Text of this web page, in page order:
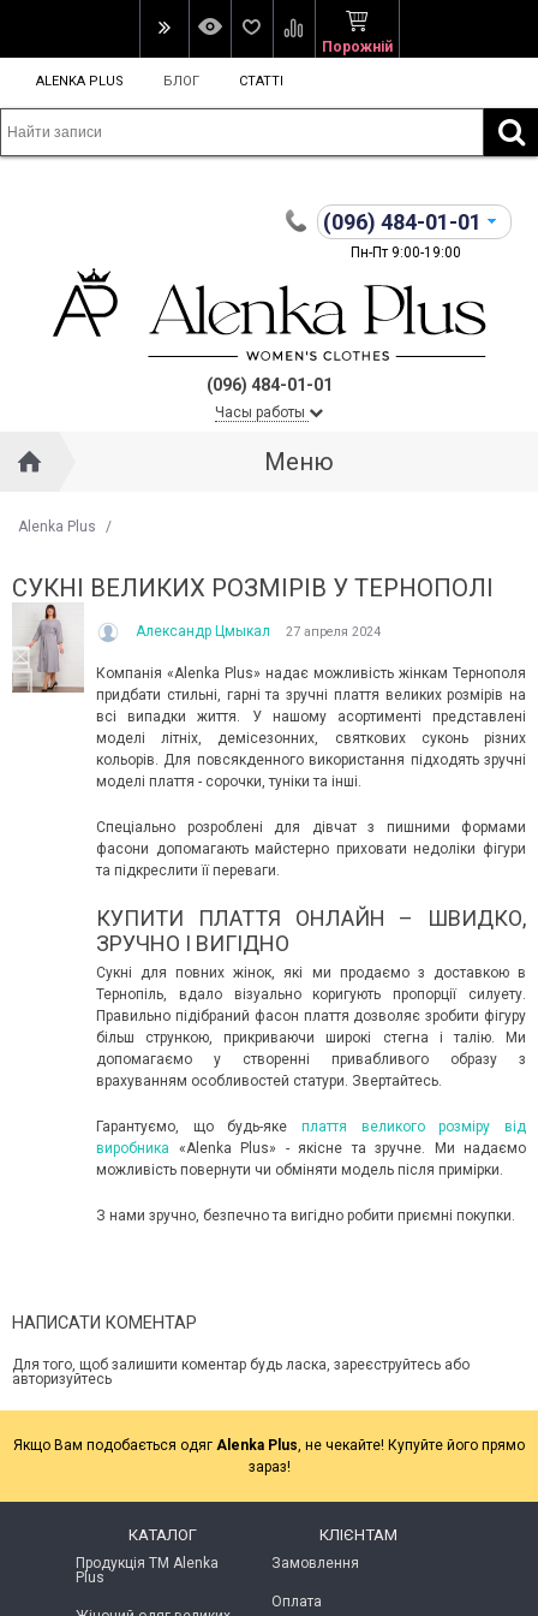
Порожній
ALENKA PLUS БЛОГ СТАТТІ
(096) 484-01-01
Пн-Пт 9:00-19:00
(096) 484-01-01
Часы работы
Меню
Alenka Plus /
ЯКЕ ПОСТІЙНО ДИВУЄ: ЯК ОДЯГАТИСЯ,
ЗРАНКУ СПЕКА, А ВВЕЧЕРІ ВЖЕ ХОЧЕТЬСЯ
літа погода ніби вирішила перевірити всіх на
до сюрпризів. Зранку світить сонце і
КУПАЛЬНИК ІЗ НАКИДКОЮ
Літо — це час, коли
впевнено та комфортно.
Читати далі →
СУКНІ ВЕЛИКИХ РОЗМІРІВ У ТЕРНОПОЛІ
Александр Цмыкал 27 апреля 2024
Компанія «Alenka Plus» надає можливість жінкам Тернополя
придбати стильні, гарні та зручні плаття великих розмірів на
всі випадки життя. У нашому асортименті представлені
моделі літніх, демісезонних, святкових суконь різних
кольорів. Для повсякденного використання підходять зручні
моделі плаття - сорочки, туніки та інші.
Спеціально розроблені для дівчат з пишними формами
фасони допомагають майстерно приховати недоліки фігури
та підкреслити її переваги.
КУПИТИ ПЛАТТЯ ОНЛАЙН – ШВИДКО,
ЗРУЧНО І ВИГІДНО
Сукні для повних жінок, які ми продаємо з доставкою в
Тернопіль, вдало візуально коригують пропорції силуету.
Правильно підібраний фасон плаття дозволяє зробити фігуру
більш стрункою, прикриваючи широкі стегна і талію. Ми
допомагаємо у створенні привабливого образу з
врахуванням особливостей статури. Звертайтесь.
Гарантуємо, що будь-яке плаття великого розміру від
виробника «Alenka Plus» - якісне та зручне. Ми надаємо
можливість повернути чи обміняти модель після примірки.
З нами зручно, безпечно та вигідно робити приємні покупки.
НАПИСАТИ КОМЕНТАР
Для того, щоб залишити коментар будь ласка, зареєструйтесь або
авторизуйтесь
Якщо Вам подобається одяг Alenka Plus, не чекайте! Купуйте його прямо
зараз!
КАТАЛОГ
Продукція ТМ Alenka
Plus
КЛІЄНТАМ
Замовлення
Оплата